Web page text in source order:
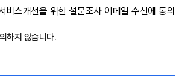
신청하는 경우 무역위원회 홈페이지가 정
를 기입한 후 이 약관에 동의한다는 의사
밀번호, 대표자명, 주소, 전화번호, 담당자
당자 휴대전화, 담당자 이메일
번호
아래와 같은 정보들이 자동으로 생성되어
비스개선을 위한 설문조사 이메일 수신에 동의
하지 않습니다.